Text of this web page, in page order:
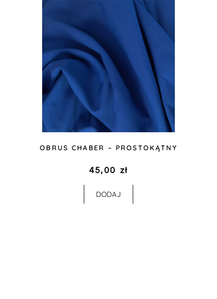
OBRUS CHABER – PROSTOKĄTNY
45,00 zł
DODAJ